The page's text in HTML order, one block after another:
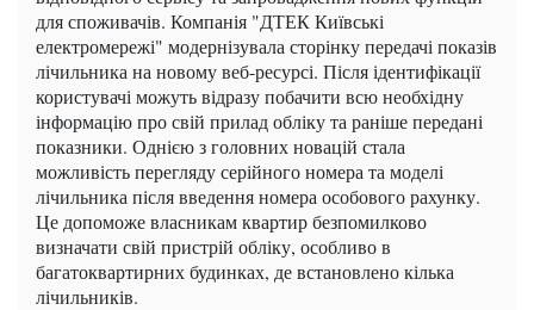
для споживачів. Компанія "ДТЕК Київські
електромережі" модернізувала сторінку передачі показів
лічильника на новому веб-ресурсі. Після ідентифікації
користувачі можуть відразу побачити всю необхідну
інформацію про свій прилад обліку та раніше передані
показники. Однією з головних новацій стала
можливість перегляду серійного номера та моделі
лічильника після введення номера особового рахунку.
Це допоможе власникам квартир безпомилково
визначати свій пристрій обліку, особливо в
багатоквартирних будинках, де встановлено кілька
лічильників.